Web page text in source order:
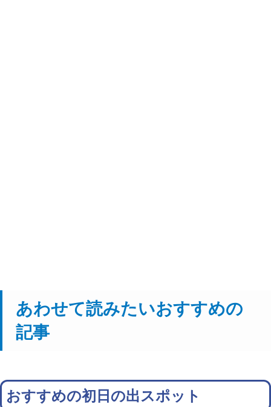
あわせて読みたいおすすめの
記事
おすすめの初日の出スポット